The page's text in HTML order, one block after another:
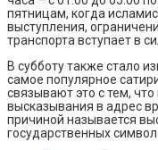
пятницам, когда
выступления,
транспорта вступает в
В субботу также стало
самое популярное
связывают это с тем,
высказывания в адрес
причиной называется
государственных